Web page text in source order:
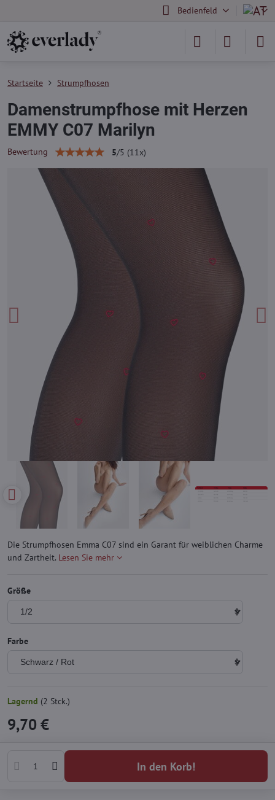
Bedienfeld
Startseite Strumpfhosen
Damenstrumpfhose mit Herzen
EMMY C07 Marilyn
Bewertung 5/5 (11 x)
Die Strumpfhosen Emma C07 sind ein Garant für weiblichen Charme
und Zartheit. Lesen Sie mehr
Größe
Farbe
Lagernd (2 Stck.)
9,70 €
In den Korb!